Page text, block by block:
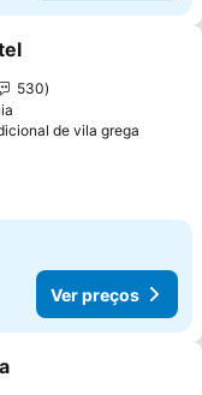
aos favoritos
530
de vila grega
Ver preços
aos favoritos